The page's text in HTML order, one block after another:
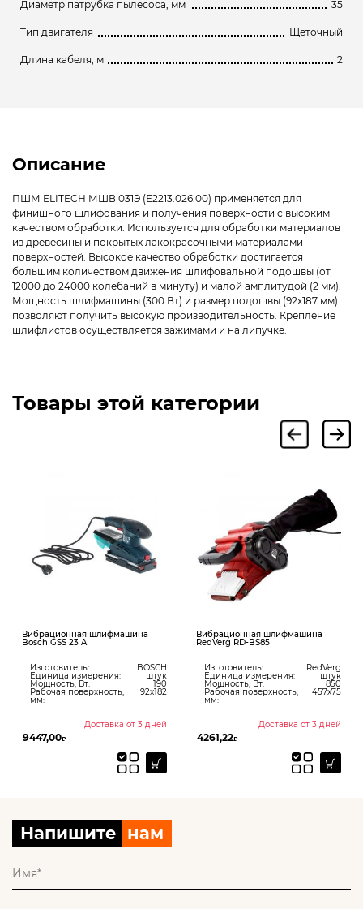
Диаметр патрубка пылесоса, мм 35
Тип двигателя Щеточный
Длина кабеля, м 2
Описание
ПШМ ELITECH МШВ 031Э (E2213.026.00) применяется для
финишного шлифования и получения поверхности с высоким
качеством обработки. Используется для обработки материалов
из древесины и покрытых лакокрасочными материалами
поверхностей. Высокое качество обработки достигается
большим количеством движения шлифовальной подошвы (от
12000 до 24000 колебаний в минуту) и малой амплитудой (2 мм).
Мощность шлифмашины (300 Вт) и размер подошвы (92х187 мм)
позволяют получить высокую производительность. Крепление
шлифлистов осуществляется зажимами и на липучке.
Товары этой категории
Вибрационная шлифмашина
Bosch GSS 23 A
Изготовитель: BOSCH
Единица измерения: штук
Мощность, Вт: 190
Рабочая поверхность,
мм:
92х182
Доставка от 3 дней
9447,00₽
Вибрационная шлифмашина
RedVerg RD-BS85
Изготовитель: RedVerg
Единица измерения: штук
Мощность, Вт: 850
Рабочая поверхность,
мм:
457х75
Доставка от 3 дней
4261,22₽
Напишите нам